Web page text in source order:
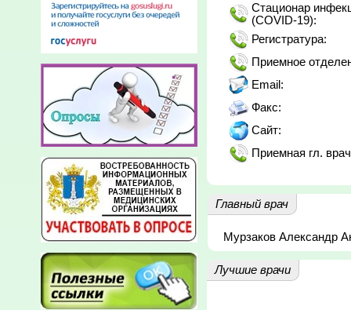
Стационар
(COVID-19):
Регистратура:
Приемное
Email:
Факс:
Сайт:
Приемная гл.
Главный врач
Мурзаков Александр
Лучшие врачи